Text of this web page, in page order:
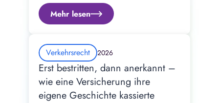
Mehr lesen
Verkehrsrecht 2026
Erst bestritten, dann anerkannt –
wie eine Versicherung ihre
eigene Geschichte kassierte